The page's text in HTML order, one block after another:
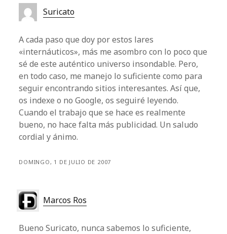
Suricato
A cada paso que doy por estos lares
«internáuticos», más me asombro con lo poco que
sé de este auténtico universo insondable. Pero,
en todo caso, me manejo lo suficiente como para
seguir encontrando sitios interesantes. Así que,
os indexe o no Google, os seguiré leyendo.
Cuando el trabajo que se hace es realmente
bueno, no hace falta más publicidad. Un saludo
cordial y ánimo.
DOMINGO, 1 DE JULIO DE 2007
Marcos Ros
Bueno Suricato, nunca sabemos lo suficiente,